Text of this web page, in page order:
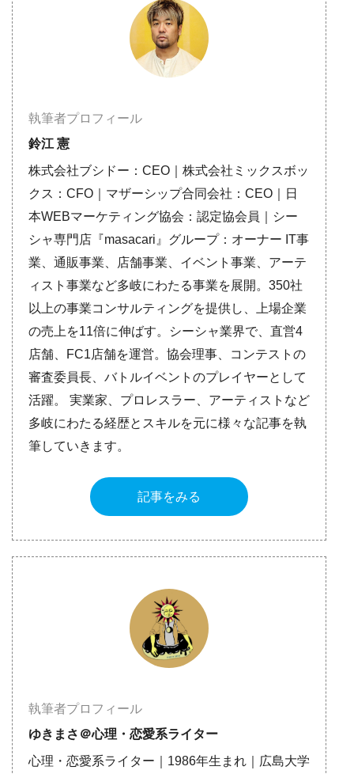
執筆者プロフィール
鈴江 憲
株式会社ブシドー：CEO｜株式会社ミックスボッ
クス：CFO｜マザーシップ合同会社：CEO｜日
本WEBマーケティング協会：認定協会員｜シー
シャ専門店『masacari』グループ：オーナー IT事
業、通販事業、店舗事業、イベント事業、アーテ
ィスト事業など多岐にわたる事業を展開。350社
以上の事業コンサルティングを提供し、上場企業
の売上を11倍に伸ばす。シーシャ業界で、直営4
店舗、FC1店舗を運営。協会理事、コンテストの
審査委員長、バトルイベントのプレイヤーとして
活躍。 実業家、プロレスラー、アーティストなど
多岐にわたる経歴とスキルを元に様々な記事を執
筆していきます。
記事をみる
執筆者プロフィール
ゆきまさ＠心理・恋愛系ライター
心理・恋愛系ライター｜1986年生まれ｜広島大学